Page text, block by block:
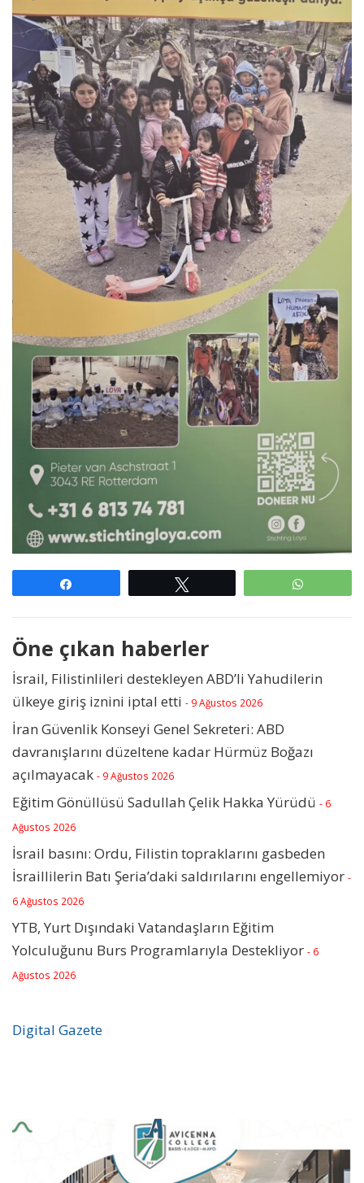
Öne çıkan haberler
İsrail, Filistinlileri destekleyen ABD’li Yahudilerin
ülkeye giriş iznini iptal etti - 9 Ağustos 2026
İran Güvenlik Konseyi Genel Sekreteri: ABD
davranışlarını düzeltene kadar Hürmüz Boğazı
açılmayacak - 9 Ağustos 2026
Eğitim Gönüllüsü Sadullah Çelik Hakka Yürüdü - 6
Ağustos 2026
İsrail basını: Ordu, Filistin topraklarını gasbeden
İsraillilerin Batı Şeria’daki saldırılarını engellemiyor -
6 Ağustos 2026
YTB, Yurt Dışındaki Vatandaşların Eğitim
Yolculuğunu Burs Programlarıyla Destekliyor - 6
Ağustos 2026
Digital Gazete